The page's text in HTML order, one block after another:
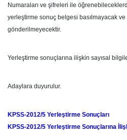
Numaraları ve şifreleri ile
yerleştirme sonuç belgesi basılmayacak
gönderilmeyecektir.
Yerleştirme sonuçlarına ilişkin sayısal
Adaylara duyurulur.
KPSS-2012/5 Yerleştirme Sonuçları
KPSS-2012/5 Yerleştirme Sonuçlarına